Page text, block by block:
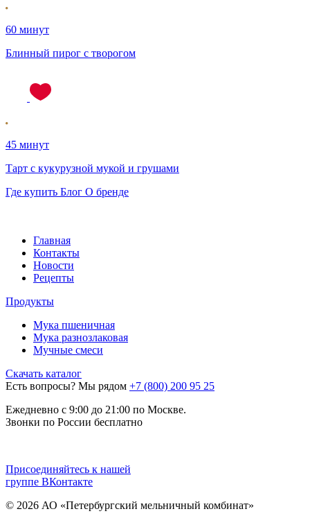
60 минут
Блинный пирог с творогом
45 минут
Тарт с кукурузной мукой и грушами
Где купить Блог О бренде
Главная
Контакты
Новости
Рецепты
Продукты
Мука пшеничная
Мука разнозлаковая
Мучные смеси
Скачать каталог
Есть вопросы? Мы рядом +7 (800) 200 95 25
Eжедневно с 9:00 до 21:00 по Москве.
Звонки по России бесплатно
Присоединяйтесь к нашей
группе ВКонтакте
© 2026 АО «Петербургский мельничный комбинат»